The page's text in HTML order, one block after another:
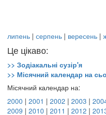
липень | серпень | вересень |
Це цікаво:
>> Зодіакальні сузір'я
>> Місячний календар на
Місячний календар на:
2000 | 2001 | 2002 | 2003 |
2009 | 2010 | 2011 | 2012 |